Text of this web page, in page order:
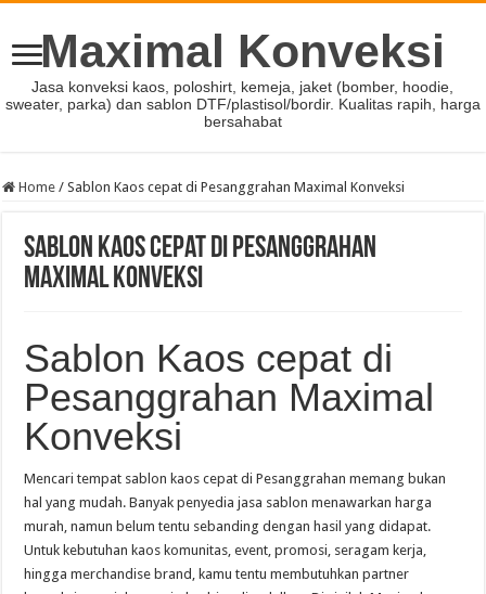
Maximal Konveksi
Jasa konveksi kaos, poloshirt, kemeja, jaket (bomber, hoodie,
sweater, parka) dan sablon DTF/plastisol/bordir. Kualitas rapih, harga
bersahabat
Home / Sablon Kaos cepat di Pesanggrahan Maximal Konveksi
Sablon Kaos cepat di Pesanggrahan
Maximal Konveksi
Sablon Kaos cepat di
Pesanggrahan Maximal
Konveksi
Mencari tempat sablon kaos cepat di Pesanggrahan memang bukan
hal yang mudah. Banyak penyedia jasa sablon menawarkan harga
murah, namun belum tentu sebanding dengan hasil yang didapat.
Untuk kebutuhan kaos komunitas, event, promosi, seragam kerja,
hingga merchandise brand, kamu tentu membutuhkan partner